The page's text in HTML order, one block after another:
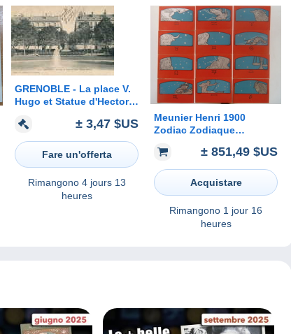
GRENOBLE - La place V.
Hugo et Statue d'Hector
± 3,47 $US
Fare un'offerta
Rimangono 4 jours 13
heures
Meunier Henri 1900
Zodiac Zodiaque
12 pc Art Nouveau Deco
Mucha style
± 851,49 $US
Acquistare
Rimangono 1 jour 16
heures